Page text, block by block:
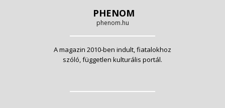
PHENOM
phenom.hu
A magazin 2010-ben indult, fiatalokhoz
szóló, független kulturális portál.